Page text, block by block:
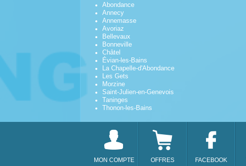
Abondance
Annecy
Annemasse
Avoriaz
Bellevaux
Bonneville
Châtel
Évian-les-Bains
La Chapelle-d'Abondance
Les Gets
Morzine
Saint-Julien-en-Genevois
Taninges
Thonon-les-Bains
MON COMPTE OFFRES FACEBOOK